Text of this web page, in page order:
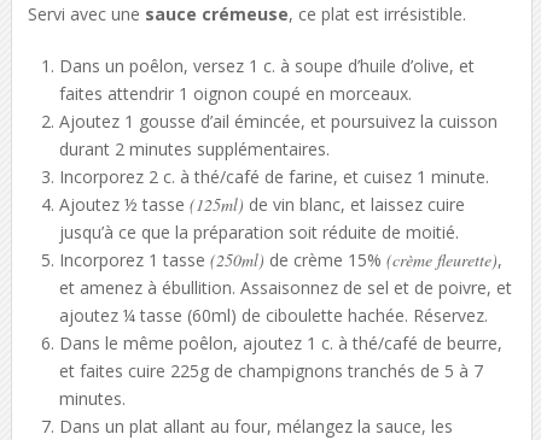
Servi avec une sauce crémeuse, ce plat est irrésistible.
Dans un poêlon, versez 1 c. à soupe d’huile d’olive, et
faites attendrir 1 oignon coupé en morceaux.
Ajoutez 1 gousse d’ail émincée, et poursuivez la cuisson
durant 2 minutes supplémentaires.
Incorporez 2 c. à thé/café de farine, et cuisez 1 minute.
Ajoutez ½ tasse(125ml) de vin blanc, et laissez cuire
jusqu’à ce que la préparation soit réduite de moitié.
Incorporez 1 tasse(250ml) de crème 15%(crème fleurette),
et amenez à ébullition. Assaisonnez de sel et de poivre, et
ajoutez ¼ tasse (60ml) de ciboulette hachée. Réservez.
Dans le même poêlon, ajoutez 1 c. à thé/café de beurre,
et faites cuire 225g de champignons tranchés de 5 à 7
minutes.
Dans un plat allant au four, mélangez la sauce, les